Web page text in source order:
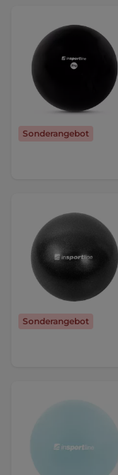
Sonderangebot
Sonderangebot